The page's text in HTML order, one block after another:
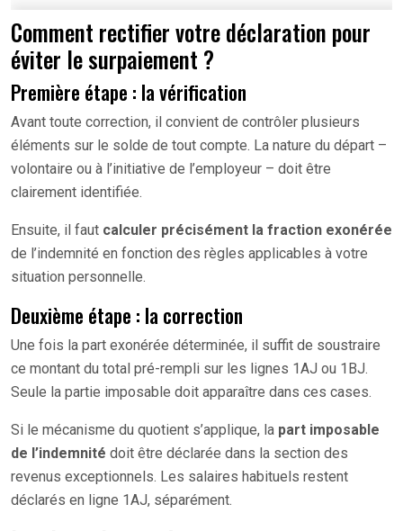
Comment rectifier votre déclaration pour
éviter le surpaiement ?
Première étape : la vérification
Avant toute correction, il convient de contrôler plusieurs
éléments sur le solde de tout compte. La nature du départ –
volontaire ou à l’initiative de l’employeur – doit être
clairement identifiée.
Ensuite, il faut calculer précisément la fraction exonérée
de l’indemnité en fonction des règles applicables à votre
situation personnelle.
Deuxième étape : la correction
Une fois la part exonérée déterminée, il suffit de soustraire
ce montant du total pré-rempli sur les lignes 1AJ ou 1BJ.
Seule la partie imposable doit apparaître dans ces cases.
Si le mécanisme du quotient s’applique, la part imposable
de l’indemnité doit être déclarée dans la section des
revenus exceptionnels. Les salaires habituels restent
déclarés en ligne 1AJ, séparément.